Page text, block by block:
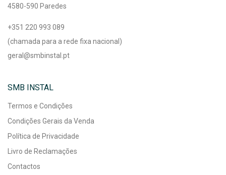
4580-590 Paredes
+351 220 993 089
(chamada para a rede fixa nacional)
geral@smbinstal.pt
SMB INSTAL
Termos e Condições
Condições Gerais da Venda
Política de Privacidade
Livro de Reclamações
Contactos